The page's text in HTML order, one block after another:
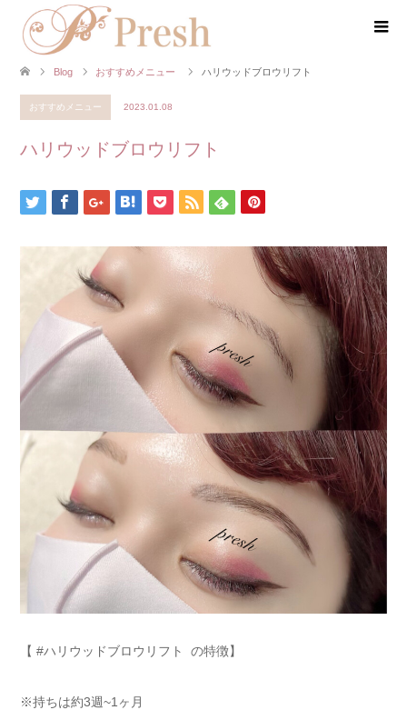
Blog おすすめメニュー ハリウッドブロウリフト
おすすめメニュー 2023.01.08
ハリウッドブロウリフト
【 #ハリウッドブロウリフト の特徴】
※持ちは約3週~1ヶ月